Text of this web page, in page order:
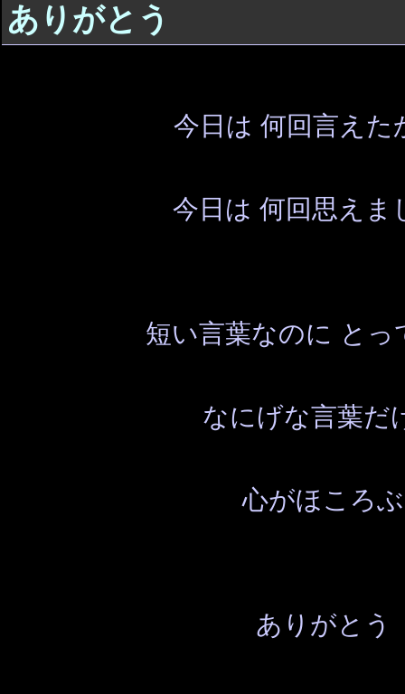
ありがとう
今日は 何回言えた
今日は 何回思えま
短い言葉なのに とっ
なにげな言葉だ
心がほころぶ
ありがとう